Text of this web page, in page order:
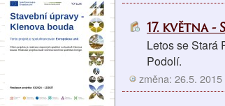
17. května
Letos se Stará
Podolí.
změna: 26.5. 2015